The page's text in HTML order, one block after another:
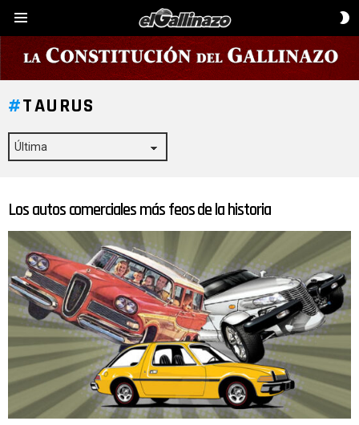
TAURUS
ÚLTIMAS
Los autos comerciales más feos de la historia